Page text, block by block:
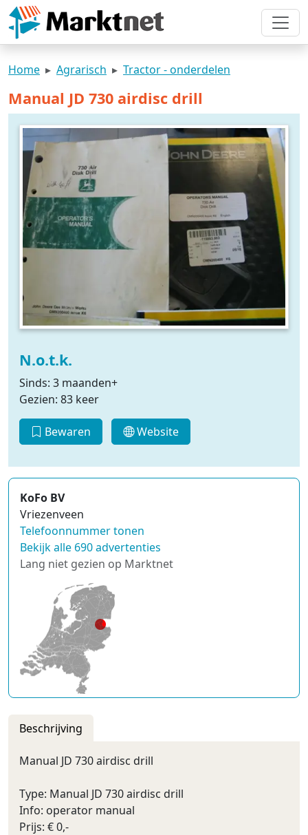
Home Agrarisch Tractor - onderdelen
Manual JD 730 airdisc drill
N.o.t.k.
Sinds: 3 maanden+
Gezien: 83 keer
Bewaren Website
KoFo BV
Vriezenveen
Telefoonnummer tonen
Bekijk alle 690 advertenties
Lang niet gezien op Marktnet
Beschrijving
Manual JD 730 airdisc drill
Type: Manual JD 730 airdisc drill
Info: operator manual
Prijs: € 0,-